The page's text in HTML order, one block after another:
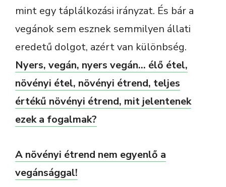
mint egy táplálkozási irányzat. És bár a
vegánok sem esznek semmilyen állati
eredetű dolgot, azért van különbség.
Nyers, vegán, nyers vegán… élő étel,
növényi étel, növényi étrend, teljes
értékű növényi étrend, mit jelentenek
ezek a fogalmak?
A növényi étrend nem egyenlő a
vegánsággal!